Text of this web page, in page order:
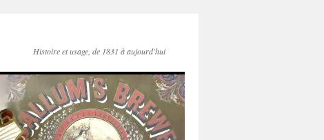
Histoire et usage, de 1831 à aujourd'hui